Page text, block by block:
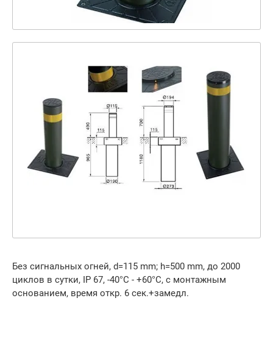
Без сигнальных огней, d=115 mm; h=500 mm, до 2000
циклов в сутки, IP 67, -40°С - +60°С, с монтажным
основанием, время откр. 6 сек.+замедл.